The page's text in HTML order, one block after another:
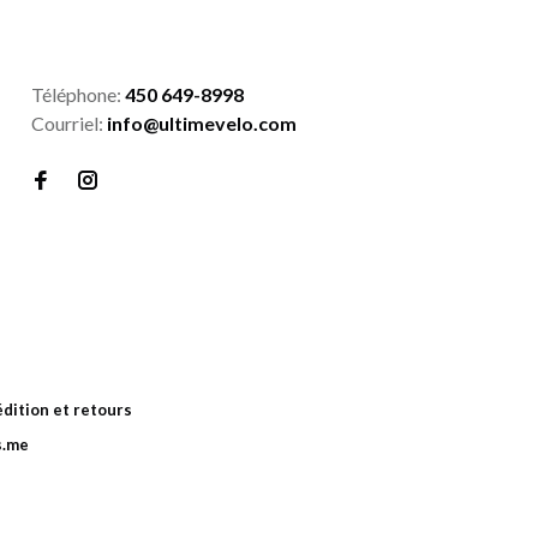
Téléphone: 450 649-8998
Courriel: info@ultimevelo.com
et retours